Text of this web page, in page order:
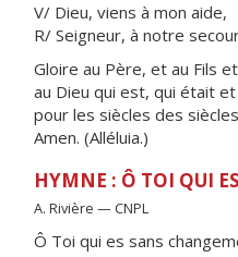
V/ Dieu, viens à mon aide,
R/ Seigneur, à notre
Gloire au Père, et au Fils
au Dieu qui est, qui était
pour les siècles des
Amen. (Alléluia.)
HYMNE : Ô TOI QUI
A. Rivière — CNPL
Ô Toi qui es sans